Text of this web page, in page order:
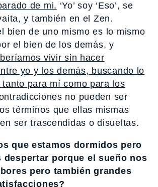
de mi. ‘Yo’ soy ‘Eso’, se
y también en el Zen.
bien de uno mismo es lo mismo
el bien de los demás, y
vivir sin hacer
yo y los demás, buscando lo
para mí como para los
no pueden ser
términos que ellas mismas
ser trascendidas o disueltas.
que estamos dormidos pero
despertar porque el sueño nos
pero también grandes